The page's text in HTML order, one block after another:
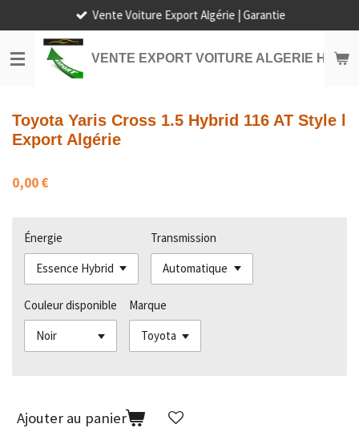
au
contenu
principal
VENTE EXPORT VOITURE ALGERIE HORS
Vente Voiture Export Algérie | Garantie
Toyota Yaris Cross 1.5 Hybrid 116 AT Style l
Export Algérie
0,00 €
Énergie Transmission
Couleur disponible Marque
Ajouter au panier